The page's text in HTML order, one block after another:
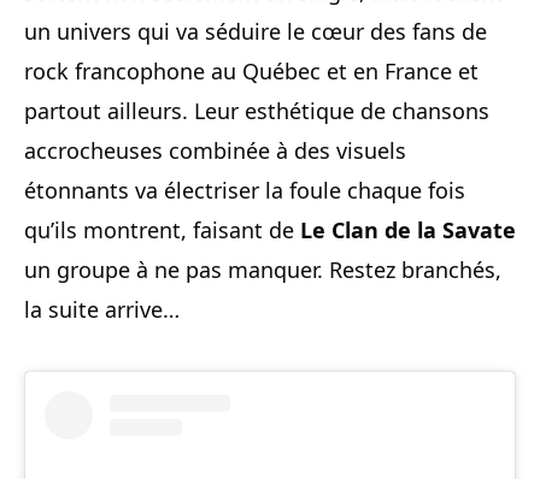
un univers qui va séduire le cœur des fans de
rock francophone au Québec et en France et
partout ailleurs. Leur esthétique de chansons
accrocheuses combinée à des visuels
étonnants va électriser la foule chaque fois
qu’ils montrent, faisant de Le Clan de la Savate
un groupe à ne pas manquer. Restez branchés,
la suite arrive…